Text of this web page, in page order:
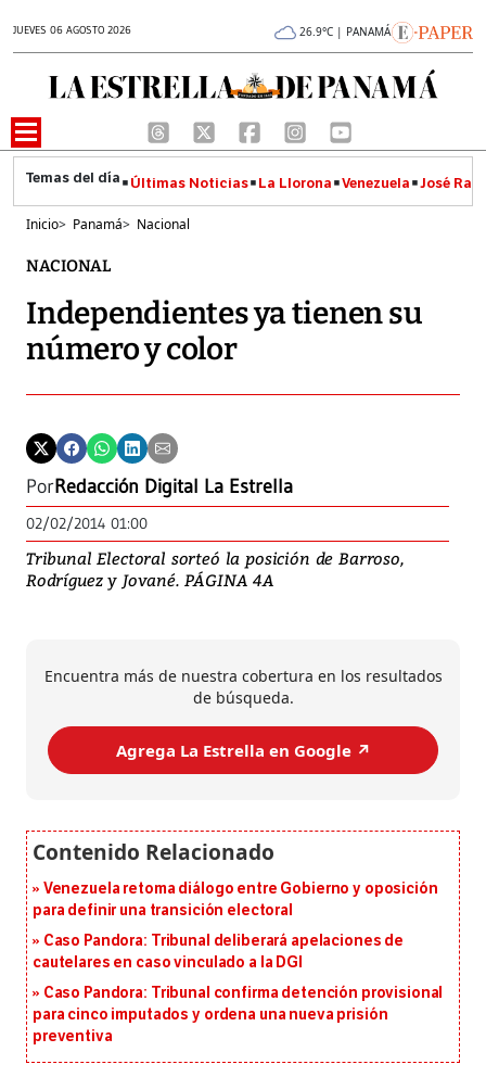
JUEVES 06 AGOSTO 2026 26.9°C | PANAMÁ
Últimas Noticias La Llorona Venezuela José
Inicio> Panamá> Nacional
NACIONAL
Independientes ya tienen su
número y color
PorRedacción Digital La Estrella
02/02/2014 01:00
Tribunal Electoral sorteó la posición de Barroso,
Rodríguez y Jované. PÁGINA 4A
Encuentra más de nuestra cobertura en los resultados
de búsqueda.
Agrega La Estrella en Google ↗️
Venezuela retoma diálogo entre Gobierno y oposición
para definir una transición electoral
Caso Pandora: Tribunal deliberará apelaciones de
cautelares en caso vinculado a la DGI
Caso Pandora: Tribunal confirma detención provisional
para cinco imputados y ordena una nueva prisión
preventiva